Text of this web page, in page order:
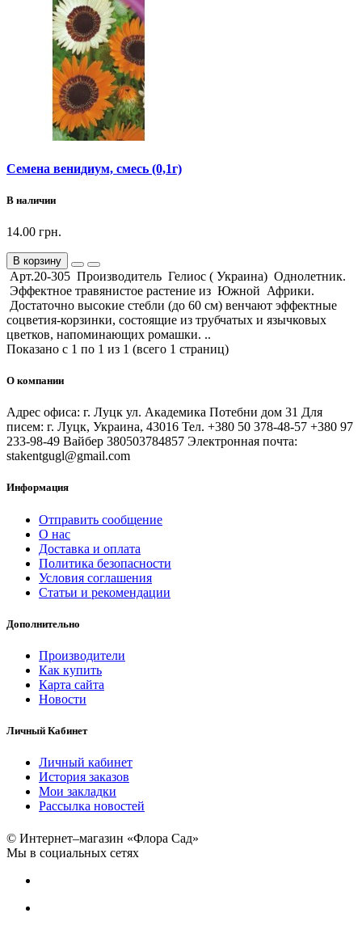
Семена венидиум, смесь (0,1г)
В наличии
14.00 грн.
В корзину
Арт.20-305 Производитель Гелиос ( Украина) Однолетник.
Эффектное травянистое растение из Южной Африки.
Достаточно высокие стебли (до 60 см) венчают эффектные
соцветия-корзинки, состоящие из трубчатых и язычковых
цветков, напоминающих ромашки. ..
Показано с 1 по 1 из 1 (всего 1 страниц)
О компании
Адрес офиса: г. Луцк ул. Академика Потебни дом 31 Для
писем: г. Луцк, Украина, 43016 Тел. +380 50 378-48-57 +380 97
233-98-49 Вайбер 380503784857 Электронная почта:
stakentgugl@gmail.com
Информация
Отправить сообщение
О нас
Доставка и оплата
Политика безопасности
Условия соглашения
Статьи и рекомендации
Дополнительно
Производители
Как купить
Карта сайта
Новости
Личный Кабинет
Личный кабинет
История заказов
Мои закладки
Рассылка новостей
© Интернет–магазин «Флора Сад»
Мы в социальных сетях